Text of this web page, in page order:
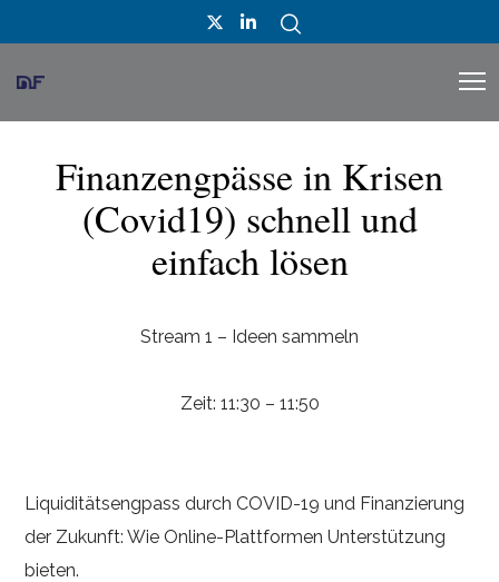
Finanzengpässe in Krisen
(Covid19) schnell und
einfach lösen
Stream 1 – Ideen sammeln
Zeit: 11:30 – 11:50
Liquiditätsengpass durch COVID-19 und Finanzierung
der Zukunft: Wie Online-Plattformen Unterstützung
bieten.